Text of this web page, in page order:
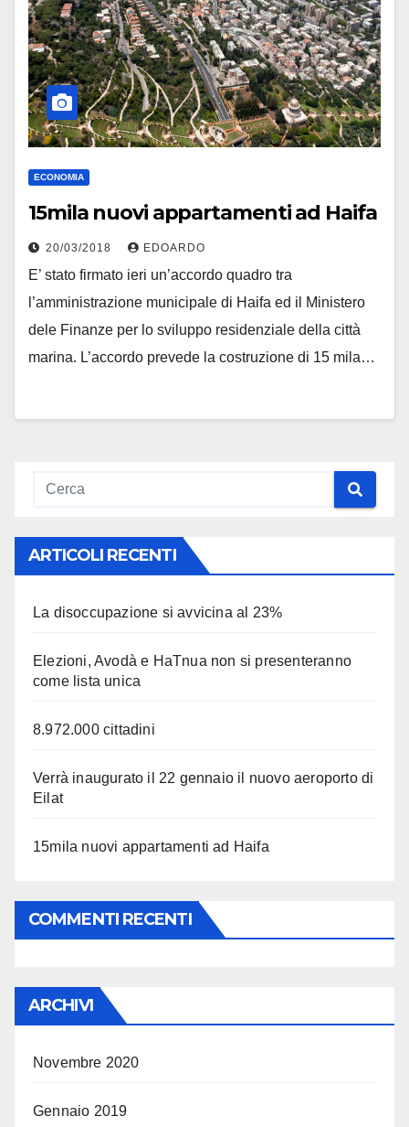
ECONOMIA
15mila nuovi appartamenti ad Haifa
20/03/2018 EDOARDO
E’ stato firmato ieri un’accordo quadro tra
l’amministrazione municipale di Haifa ed il Ministero
dele Finanze per lo sviluppo residenziale della città
marina. L’accordo prevede la costruzione di 15 mila…
ARTICOLI RECENTI
La disoccupazione si avvicina al 23%
Elezioni, Avodà e HaTnua non si presenteranno
come lista unica
8.972.000 cittadini
Verrà inaugurato il 22 gennaio il nuovo aeroporto di
Eilat
15mila nuovi appartamenti ad Haifa
COMMENTI RECENTI
ARCHIVI
Novembre 2020
Gennaio 2019